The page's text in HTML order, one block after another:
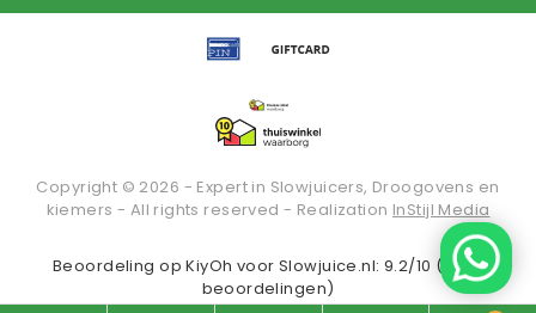
Copyright © 2026 - Expert in Slowjuicers, Droogovens en
kiemers - All rights reserved - Realization InStijl Media
Beoordeling opKiyOh voor Slowjuice.nl: 9.2/10 (2936
beoordelingen)